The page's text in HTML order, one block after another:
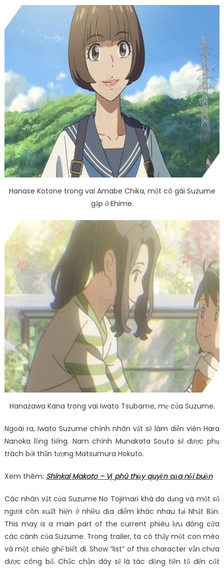
Hanase Kotone trong vai Amabe Chika, một cô gái Suzume
gặp ở Ehime.
Hanazawa Kana trong vai Iwato Tsubame, mẹ của Suzume.
Ngoài ra, Iwato Suzume chính nhân vật sẽ làm diễn viên Hara
Nanoka lồng tiếng. Nam chính Munakata Souta sẽ được phụ
trách bởi thần tượng Matsumura Hokuto.
Xem thêm: Shinkai Makoto – Vị phù thủy quyền của nỗi buồn
Các nhân vật của Suzume No Tojimari khá đa dạng và một số
người còn xuất hiện ở nhiều địa điểm khác nhau tại Nhật Bản.
This may is a main part of the current phiêu lưu đóng cửa
các cánh của Suzume. Trong trailer, ta có thấy một con mèo
và một chiếc ghế biết đi. Show “list” of this character vẫn chưa
được công bố. Chắc chắn đây sẽ là tác động tiền tố đến cốt